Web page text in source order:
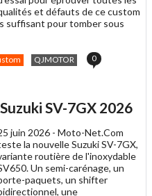
et défauts de ce custom
suffisant pour tomber sous
QJMOTOR 0
SV-7GX 2026
juin 2026 - Moto-Net.Com
la nouvelle Suzuki SV-7GX,
routière de l'inoxydable
Un semi-carénage, un
paquets, un shifter
une